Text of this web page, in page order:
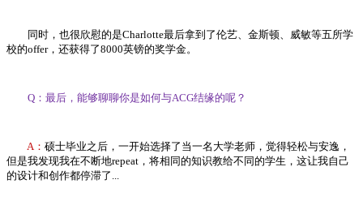
同时，也很欣慰的是Charlotte最后拿到了伦艺、金斯顿、威敏等五所学
校的offer，还获得了8000英镑的奖学金。
Q：最后，能够聊聊你是如何与ACG结缘的呢？
A： 硕士毕业之后，一开始选择了当一名大学老师，觉得轻松与安逸，
但是我发现我在不断地repeat，将相同的知识教给不同的学生，这让我自己
的设计和创作都停滞了...